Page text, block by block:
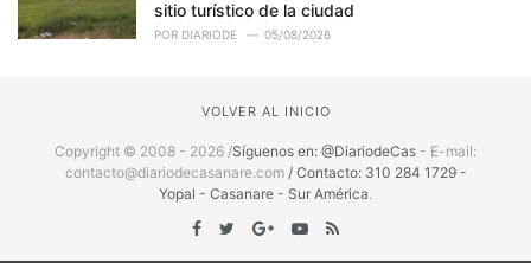
sitio turístico de la ciudad
POR DIARIODE 05/08/2026
VOLVER AL INICIO
Copyright © 2008 - 2026 /Síguenos en: @DiariodeCas - E-mail:
contacto@diariodecasanare.com / Contacto: 310 284 1729 -
Yopal - Casanare - Sur América.